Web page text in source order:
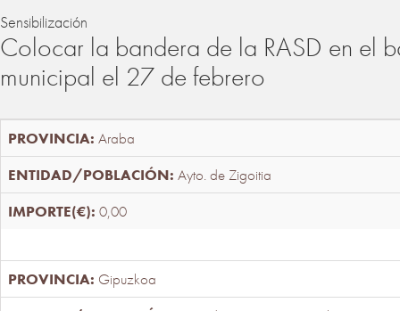
Sensibilización
Colocar la bandera de la RASD en el
municipal el 27 de febrero
Araba
Ayto. de Zigoitia
0,00
Gipuzkoa